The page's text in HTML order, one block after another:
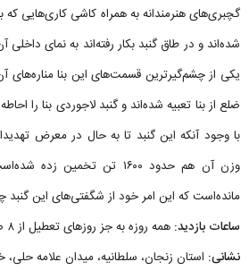
گچبری‌های هنرمندانه به همراه کاشی کاری‌هایی
شده‌اند و در طاق گنبد بکار رفته‌اند به نمای
یکی از چشم‌گیرترین قسمت‌های این بنا
ضلع از بنا تعبیه شده‌اند و گنبد لاجوردی بنا را
با وجود آنکه این گنبد تا به حال در معرض
وزن آن هم حدود ۱۶۰۰ تن
مانده‌است که این امر خود از شگفتی‌های این
ساعات بازدید: همه روزه به جز روزهای تعطیل از ۸ صبح تا ۱۸:۳۰
نشانی: استان زنجان، سلطانیه، میدان علامه حلی،